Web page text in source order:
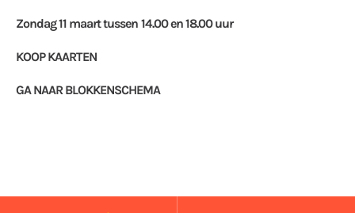
Zondag 11 maart tussen 14.00 en 18.00 uur
KOOP KAARTEN
GA NAAR BLOKKENSCHEMA